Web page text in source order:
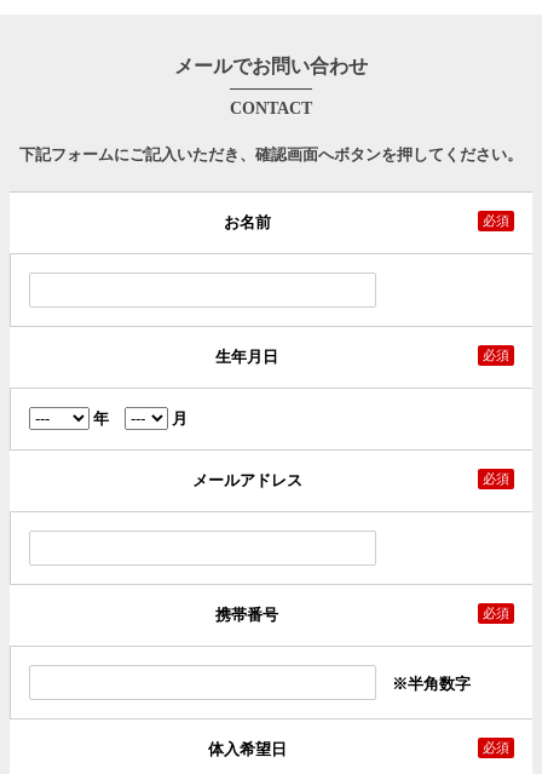
メールでお問い合わせ
CONTACT
下記フォームにご記入いただき、確認画面へボタンを押してください。
お名前 必須
生年月日 必須
年 月
メールアドレス 必須
携帯番号 必須
※半角数字
体入希望日 必須